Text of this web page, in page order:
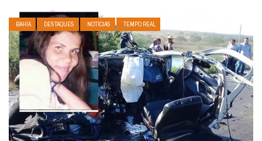
BAHIA DESTAQUES NOTÍCIAS TEMPO REAL